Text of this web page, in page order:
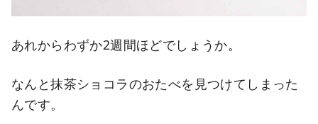
あれからわずか2週間ほどでしょうか。
なんと抹茶ショコラのおたべを見つけてしまった
んです。